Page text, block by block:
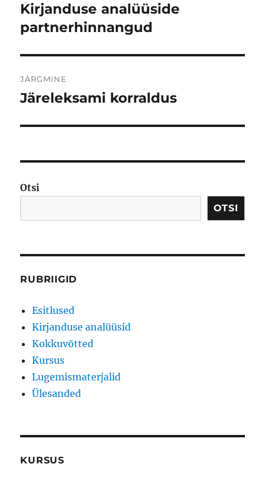
Eelmine
postitus:
Kirjanduse analüüside
partnerhinnangud
JÄRGMINE
Järgmine
Järeleksami korraldus
Otsi
OTSI
RUBRIIGID
Esitlused
Kirjanduse analüüsid
Kokkuvõtted
Kursus
Lugemismaterjalid
Ülesanded
KURSUS